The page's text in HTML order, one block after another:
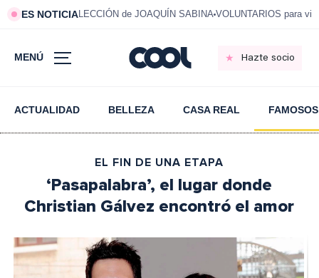
ES NOTICIALECCIÓN de JOAQUÍN SABINA VOLUNTARIOS para
MENÚ Hazte socio
ACTUALIDAD BELLEZA CASA REAL FAMOSOS
EL FIN DE UNA ETAPA
‘Pasapalabra’, el lugar donde
Christian Gálvez encontró el amor